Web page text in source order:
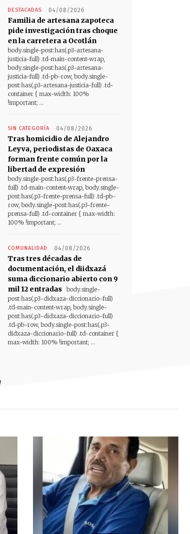
DESTACADAS 04/08/2026
Familia de artesana zapoteca
pide investigación tras choque
en la carretera a Ocotlán
body.single-post:has(.p3-artesana-
justicia-full) .td-main-content-wrap,
body.single-post:has(.p3-artesana-
justicia-full) .td-pb-row, body.single-
post:has(.p3-artesana-justicia-full) .td-
container { max-width: 100%
!important; ...
SIN CATEGORÍA 04/08/2026
Tras homicidio de Alejandro
Leyva, periodistas de Oaxaca
forman frente común por la
libertad de expresión
body.single-post:has(.p3-frente-prensa-
full) .td-main-content-wrap, body.single-
post:has(.p3-frente-prensa-full) .td-pb-
row, body.single-post:has(.p3-frente-
prensa-full) .td-container { max-width:
100% !important; ...
COMUNALIDAD 04/08/2026
Tras tres décadas de
documentación, el diidxazá
suma diccionario abierto con 9
mil 12 entradas body.single-
post:has(.p3-didxaza-diccionario-full)
.td-main-content-wrap, body.single-
post:has(.p3-didxaza-diccionario-full)
.td-pb-row, body.single-post:has(.p3-
didxaza-diccionario-full) .td-container {
max-width: 100% !important; ...